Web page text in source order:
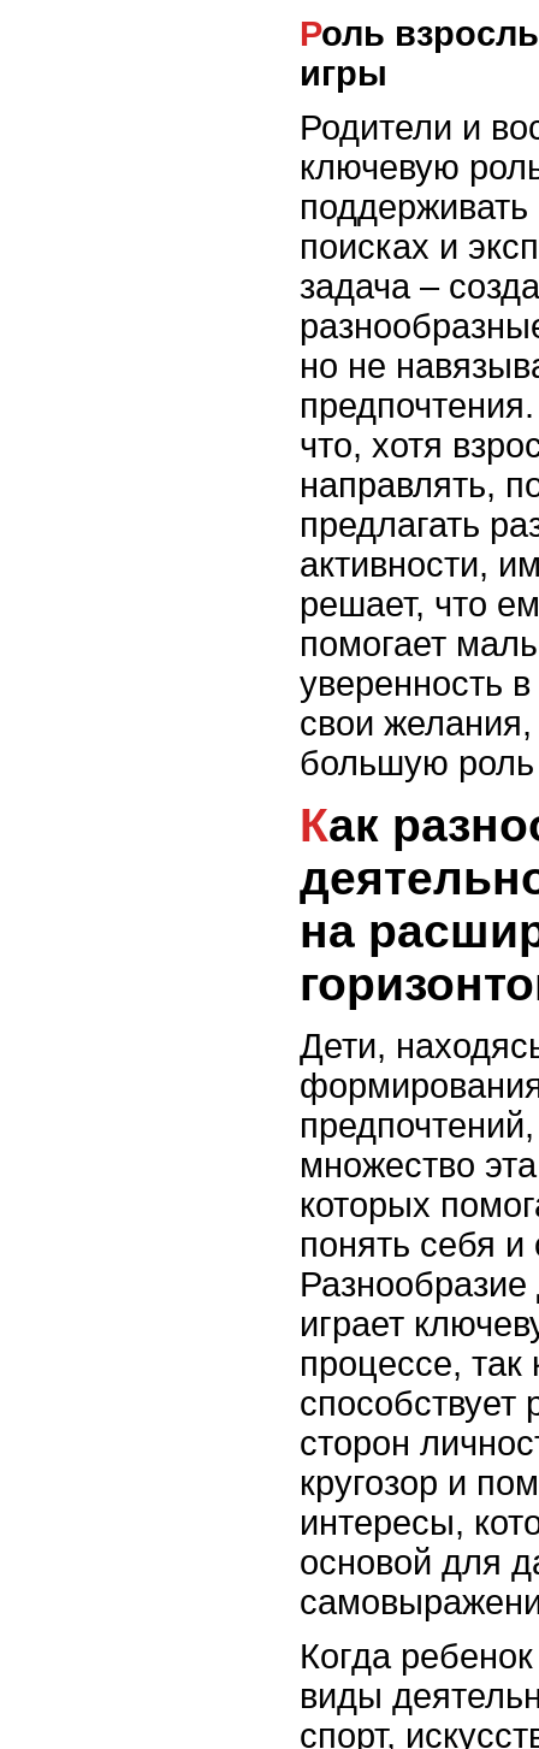
Роль взрослых в процессе
игры
Родители и
ключевую
поддерживать
поисках и
задача –
но не
что, хотя
направлять,
предлагать
активности,
решает, что
помогает
уверенность
свои желания,
большую роль
Как разнообразие
на
Дети,
множество
которых
понять себя
Разнообразие
играет
процессе, так
способствует
сторон
кругозор и
интересы,
основой для
Когда
виды
спорт,